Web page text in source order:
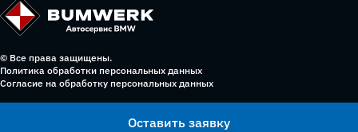
© Все права защищены.
Политика обработки персональных данных
Согласие на обработку персональных данных
Оставить заявку